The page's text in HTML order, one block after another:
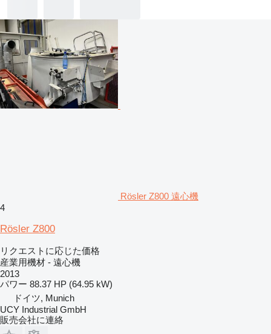
Rösler Z800 遠心機
4
Rösler Z800
リクエストに応じた価格
産業用機材 - 遠心機
2013
パワー 88.37 HP (64.95 kW)
ドイツ, Munich
UCY Industrial GmbH
販売会社に連絡